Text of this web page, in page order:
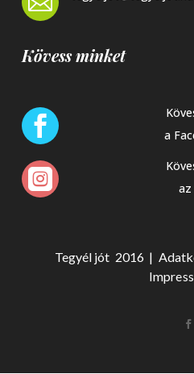
Kövess minket

a

Tegyél jót 2016 | Adat